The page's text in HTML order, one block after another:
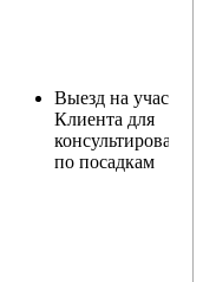
Выезд на участок
Клиента для
консультирования
по посадкам